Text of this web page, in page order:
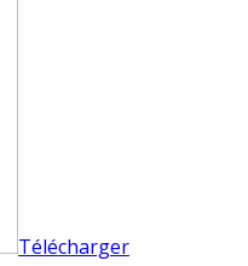
Télécharger